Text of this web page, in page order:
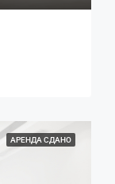
АРЕНДА СДАНО